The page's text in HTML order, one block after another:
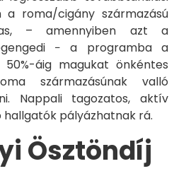
a roma/cigány származású
– amennyiben azt a
− a programba a
áig magukat önkéntes
származásúnak valló
Nappali tagozatos, aktív
hallgatók pályázhatnak rá.
Ösztöndíj